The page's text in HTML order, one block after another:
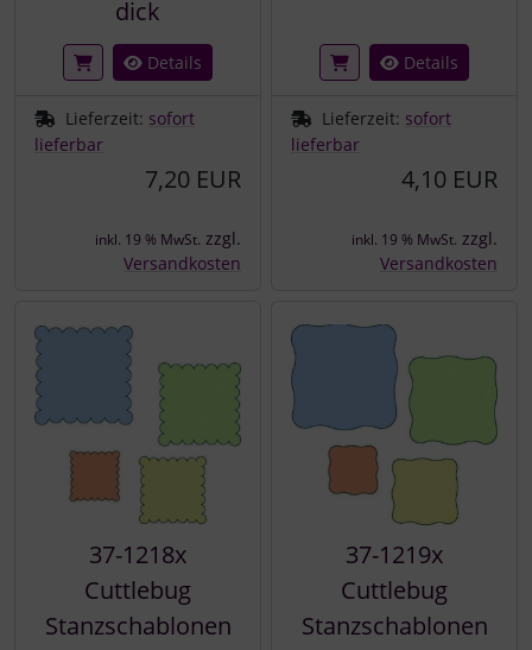
dick
Details
Lieferzeit: sofort
lieferbar
7,20 EUR
inkl. 19 % MwSt. zzgl.
Versandkosten
Details
Lieferzeit: sofort
lieferbar
4,10 EUR
inkl. 19 % MwSt. zzgl.
Versandkosten
37-1218x
Cuttlebug
Stanzschablonen
37-1219x
Cuttlebug
Stanzschablonen